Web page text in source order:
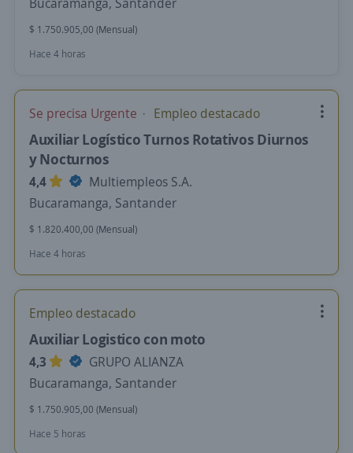
$ 1.750.905,00 (Mensual)
Hace 4 horas
Se precisa Urgente Empleo destacado
Auxiliar Logístico Turnos Rotativos Diurnos
y Nocturnos
4,4
Multiempleos S.A.
Bucaramanga, Santander
$ 1.820.400,00 (Mensual)
Hace 4 horas
Empleo destacado
Auxiliar Logistico con moto
4,3
GRUPO ALIANZA
Bucaramanga, Santander
$ 1.750.905,00 (Mensual)
Hace 5 horas